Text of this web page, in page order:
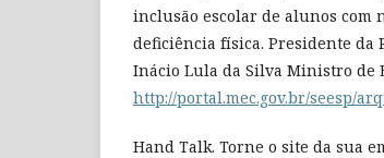
inclusão escolar de alunos com
deficiência física. Presidente da
Inácio Lula da Silva Ministro de
http://portal.mec.gov.br/seesp/
Hand Talk. Torne o site da sua